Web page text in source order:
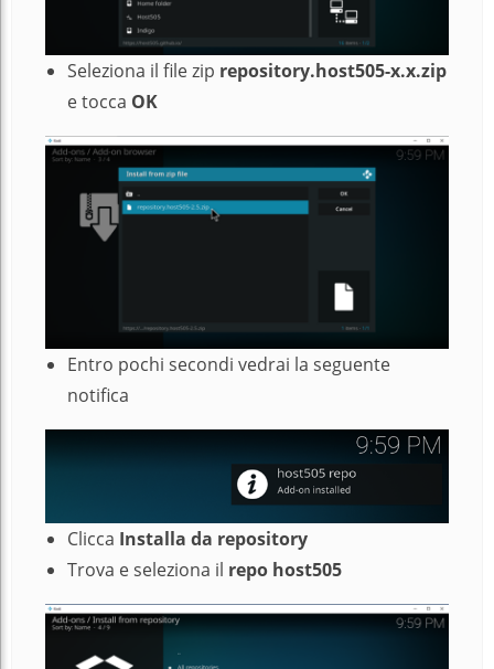
Seleziona il file zip repository.host505-x.x.zip
e tocca OK
Entro pochi secondi vedrai la seguente
notifica
Clicca Installa da repository
Trova e seleziona il repo host505